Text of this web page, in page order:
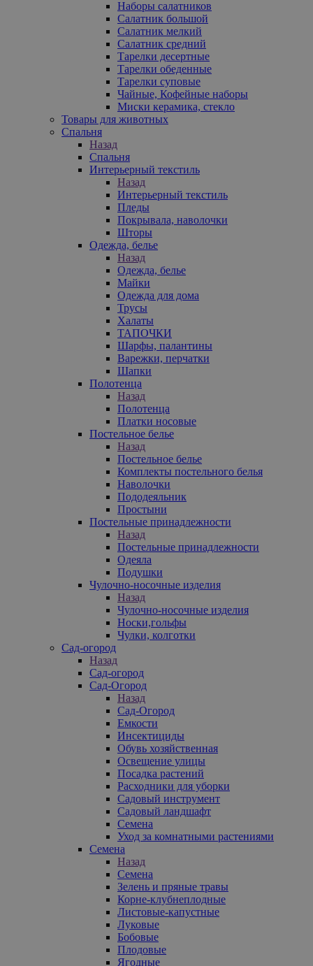
Наборы салатников
Салатник большой
Салатник мелкий
Салатник средний
Тарелки десертные
Тарелки обеденные
Тарелки суповые
Чайные, Кофейные наборы
Миски керамика, стекло
Товары для животных
Спальня
Назад
Спальня
Интерьерный текстиль
Назад
Интерьерный текстиль
Пледы
Покрывала, наволочки
Шторы
Одежда, белье
Назад
Одежда, белье
Майки
Одежда для дома
Трусы
Халаты
ТАПОЧКИ
Шарфы, палантины
Варежки, перчатки
Шапки
Полотенца
Назад
Полотенца
Платки носовые
Постельное белье
Назад
Постельное белье
Комплекты постельного белья
Наволочки
Пододеяльник
Простыни
Постельные принадлежности
Назад
Постельные принадлежности
Одеяла
Подушки
Чулочно-носочные изделия
Назад
Чулочно-носочные изделия
Носки,гольфы
Чулки, колготки
Сад-огород
Назад
Сад-огород
Сад-Огород
Назад
Сад-Огород
Емкости
Инсектициды
Обувь хозяйственная
Освещение улицы
Посадка растений
Расходники для уборки
Садовый инструмент
Садовый ландшафт
Семена
Уход за комнатными растениями
Семена
Назад
Семена
Зелень и пряные травы
Корне-клубнеплодные
Листовые-капустные
Луковые
Бобовые
Плодовые
Ягодные